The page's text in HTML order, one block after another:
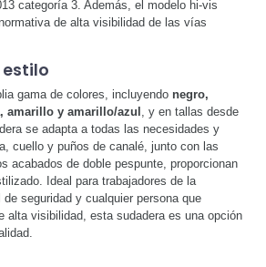
categoría 3. Además, el modelo hi-vis
de alta visibilidad de las vías
gama de colores, incluyendo negro,
amarillo y amarillo/azul , y en tallas desde
se adapta a todas las necesidades y
cuello y puños de canalé, junto con las
acabados de doble pespunte, proporcionan
Ideal para trabajadores de la
seguridad y cualquier persona que
alta visibilidad, esta sudadera es una opción